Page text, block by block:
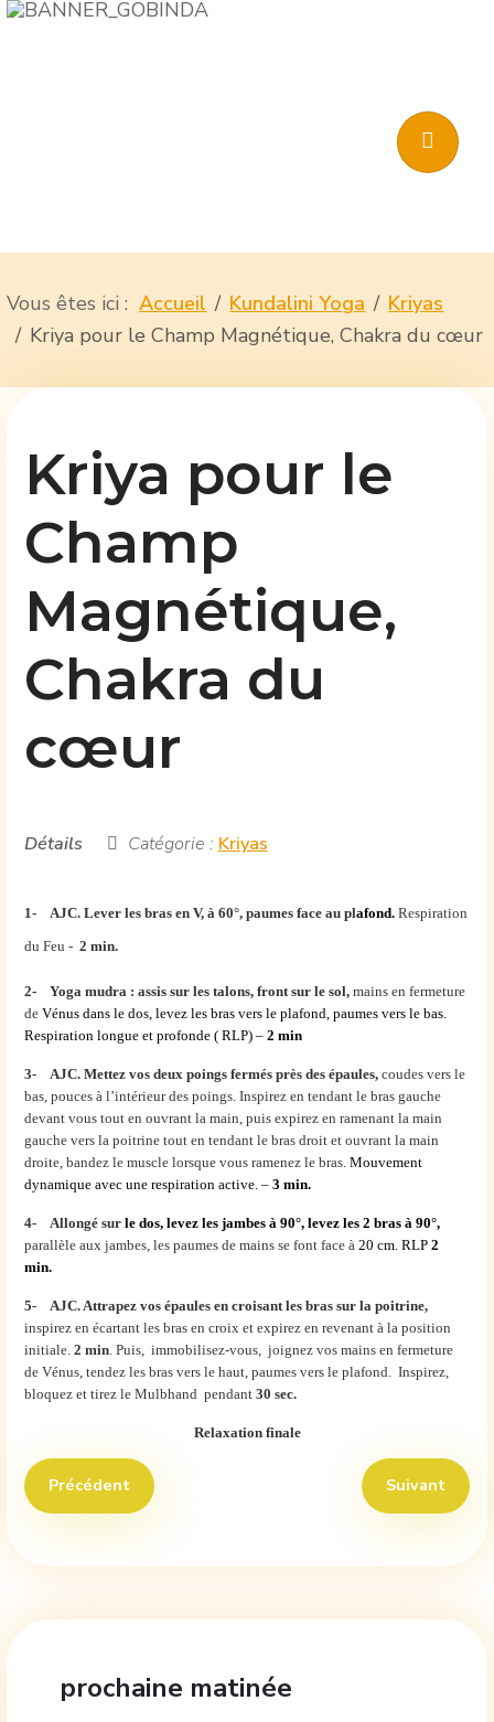
Vous êtes ici :Accueil Kundalini Yoga
Kriyas
Kriya pour le Champ Magnétique, Chakra du cœur
Kriya pour le
Champ
Magnétique,
Chakra du
cœur
Détails Catégorie : Kriyas
1- AJC. Lever les bras en V, à 60°, paumes face au plafond. Respiration
du Feu -2 min.
2- Yoga mudra : assis sur les talons, front sur le sol, mains en fermeture
deVénus dans le dos, levez les bras vers le plafond, paumes vers le bas.
Respiration longue et profonde ( RLP) –2 min
3- AJC. Mettez vos deux poings fermés près des épaules, coudes vers le
bas, pouces à l’intérieur des poings. Inspirez en tendant le bras gauche
devant vous tout en ouvrant la main, puis expirez en ramenant la main
gauche vers la poitrine tout en tendant le bras droit et ouvrant la main
droite, bandez le muscle lorsque vous ramenez le bras. Mouvement
dynamique avec une respiration active. –3 min.
4- Allongé surle dos, levez les jambes à 90°, levez les 2 bras à 90°,
parallèle aux jambes, les paumes de mains se font face à 20 cm. RLP 2
min.
5- AJC. Attrapez vos épaules en croisant les bras sur la poitrine,
inspirez en écartant les bras en croix et expirez en revenant à la position
initiale.2 min. Puis, immobilisez-vous, joignez vos mains en fermeture
de Vénus, tendez les bras vers le haut, paumes vers le plafond. Inspirez,
bloquez et tirez le Mulbhand pendant30 sec.
Relaxation finale
Article précédent : Kriya "anti-stress"
Précédent Article
Suivant
prochaine matinée